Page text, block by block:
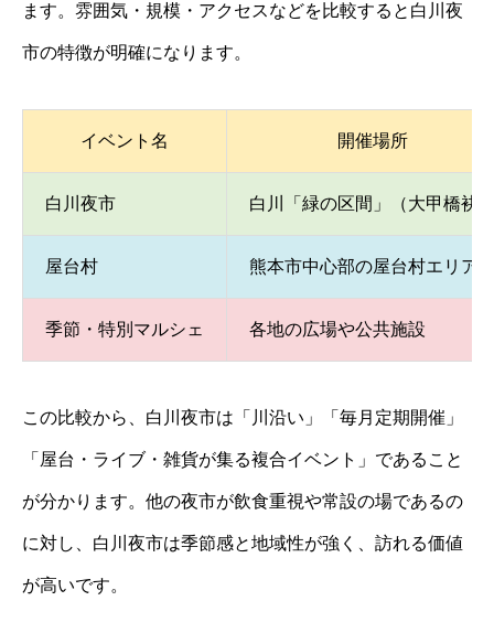
ます。雰囲気・規模・アクセスなどを比較すると白川夜
市の特徴が明確になります。
イベント名 開催場所
白川夜市 白川「緑の区間」（大甲橋袂
屋台村 熊本市中心部の屋台村エリア
季節・特別マルシェ 各地の広場や公共施設
この比較から、白川夜市は「川沿い」「毎月定期開催」
「屋台・ライブ・雑貨が集る複合イベント」であること
が分かります。他の夜市が飲食重視や常設の場であるの
に対し、白川夜市は季節感と地域性が強く、訪れる価値
が高いです。